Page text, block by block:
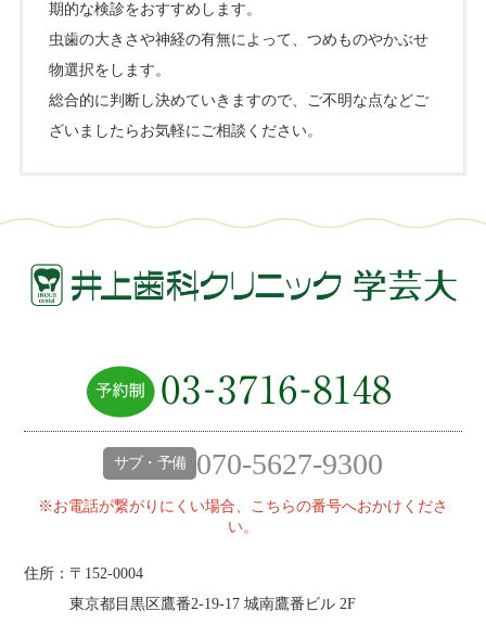
期的な検診をおすすめします。
虫歯の大きさや神経の有無によって、つめものやかぶせ
物選択をします。
総合的に判断し決めていきますので、ご不明な点などご
ざいましたらお気軽にご相談ください。
サブ・予備 070-5627-9300
※お電話が繋がりにくい場合、こちらの番号へおかけくださ
い。
住所：〒152-0004
東京都目黒区鷹番2‐19‐17 城南鷹番ビル 2F